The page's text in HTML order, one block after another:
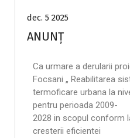
dec. 5 2025
ANUNȚ
Ca urmare a derularii
Focsani „ Reabilitarea
termoficare urbana la
pentru perioada 2009-
2028 in scopul conform
cresterii eficientei